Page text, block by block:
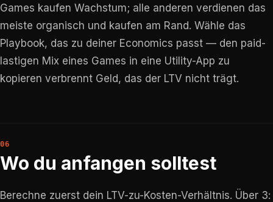
Games kaufen Wachstum; alle anderen verdienen das
meiste organisch und kaufen am Rand. Wähle das
Playbook, das zu deiner Economics passt — den paid-
lastigen Mix eines Games in eine Utility-App zu
kopieren verbrennt Geld, das der LTV nicht trägt.
Wo du anfangen solltest
Berechne zuerst dein LTV-zu-Kosten-Verhältnis. Über 3: